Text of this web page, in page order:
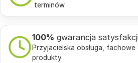
terminów
100% gwarancja satysfakcji
Przyjacielska obsługa,
produkty